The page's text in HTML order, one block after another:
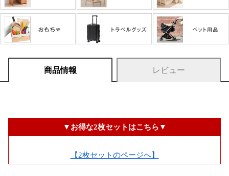
商品情報 レビュー
▼お得な2枚セットはこちら▼
【2枚セットのページへ】